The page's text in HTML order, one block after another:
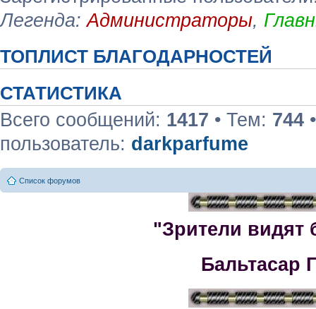
Легенда:Администраторы,
ТОПЛИСТ БЛАГОДАРНОСТЕЙ
СТАТИСТИКА
Всего сообщений: 1417 • Тем: 744
пользователь: darkparfume
Список форумов
"Зрители видят
Бальтасар